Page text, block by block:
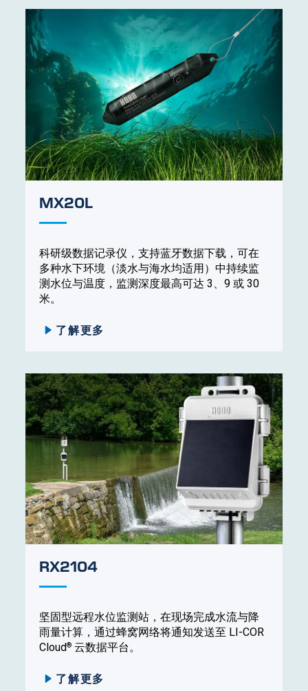
MX20L
科研级数据记录仪，支持蓝牙数据下载，可在
多种水下环境（淡水与海水均适用）中持续监
测水位与温度，监测深度最高可达 3、9 或 30
米。
了解更多
RX2104
坚固型远程水位监测站，在现场完成水流与降
雨量计算，通过蜂窝网络将通知发送至 LI-COR
Cloud® 云数据平台。
了解更多